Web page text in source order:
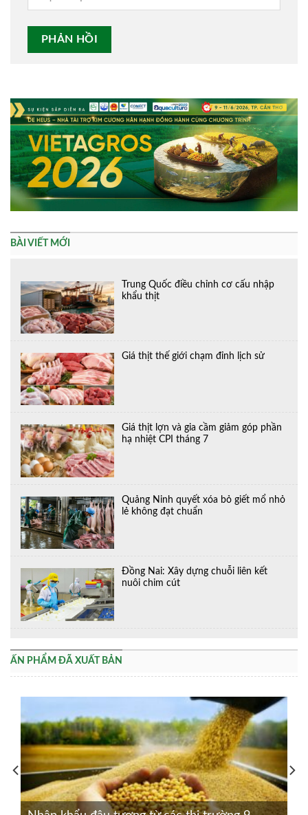
BÀI VIẾT MỚI
Trung Quốc điều chỉnh cơ cấu nhập
khẩu thịt
Giá thịt thế giới chạm đỉnh lịch sử
Giá thịt lợn và gia cầm giảm góp phần
hạ nhiệt CPI tháng 7
Quảng Ninh quyết xóa bỏ giết mổ nhỏ
lẻ không đạt chuẩn
Đồng Nai: Xây dựng chuỗi liên kết
nuôi chim cút
ẤN PHẨM ĐÃ XUẤT BẢN